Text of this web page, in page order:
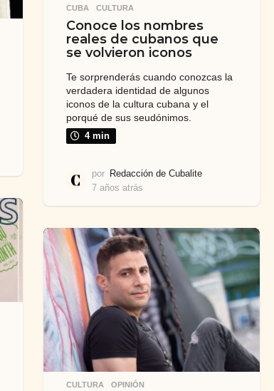
CUBA ,CULTURA
Conoce los nombres
reales de cubanos que
se volvieron iconos
Te sorprenderás cuando conozcas la
verdadera identidad de algunos
iconos de la cultura cubana y el
porqué de sus seudónimos.
4 min
por Redacción de Cubalite
7 años atrás
o
s
a
t
r
á
s
CULTURA ,OPINIÓN